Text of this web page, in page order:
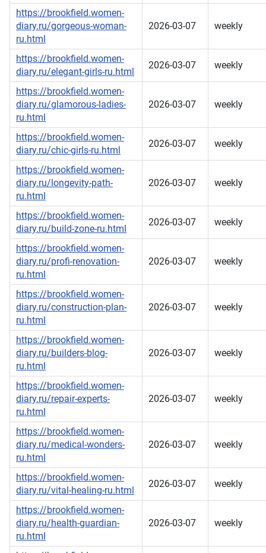
https://brookfield.women-
diary.ru/gorgeous-woman-
ru.html
2026-03-07 weekly
https://brookfield.women-
diary.ru/elegant-girls-ru.html
2026-03-07 weekly
https://brookfield.women-
diary.ru/glamorous-ladies-
ru.html
2026-03-07 weekly
https://brookfield.women-
diary.ru/chic-girls-ru.html
2026-03-07 weekly
https://brookfield.women-
diary.ru/longevity-path-
ru.html
2026-03-07 weekly
https://brookfield.women-
diary.ru/build-zone-ru.html
2026-03-07 weekly
https://brookfield.women-
diary.ru/profi-renovation-
ru.html
2026-03-07 weekly
https://brookfield.women-
diary.ru/construction-plan-
ru.html
2026-03-07 weekly
https://brookfield.women-
diary.ru/builders-blog-
ru.html
2026-03-07 weekly
https://brookfield.women-
diary.ru/repair-experts-
ru.html
2026-03-07 weekly
https://brookfield.women-
diary.ru/medical-wonders-
ru.html
2026-03-07 weekly
https://brookfield.women-
diary.ru/vital-healing-ru.html
2026-03-07 weekly
https://brookfield.women-
diary.ru/health-guardian-
ru.html
2026-03-07 weekly